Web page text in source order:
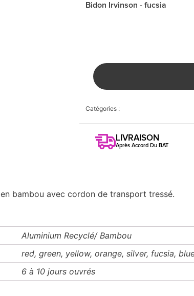
Bidon Irvinson - fucsia
Catégories :
LIVRAISON
Après Accord Du BAT
bambou avec cordon de transport tressé.
Aluminium Recyclé/ Bambou
red, green, yellow, orange, silver, fucsia,
6 à 10 jours ouvrés